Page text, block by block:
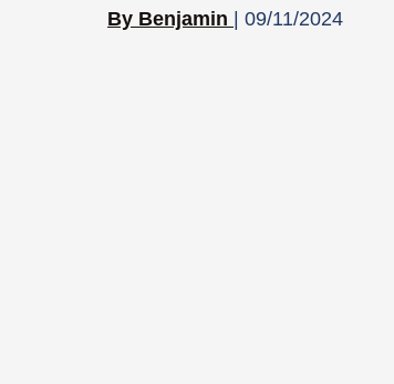
Benjamin 09/11/2024